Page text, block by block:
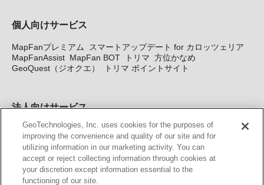
個人向けサービス
MapFanプレミアム
スマートアップデート for カロッツェリア
MapFanAssist MapFan BOT トリマ 方位かなめ
GeoQuest（ジオクエ）
トリマ ポイントサイト
法人向けサービス
法人向け地図・位置情報サービス WEBサイト・システム向け地
図API Windows PC向け地図開発キット MapFan DB 住所確認
サービス
MAP WORLD+ トリマ広告 Geo-Research
GeoTechnologies, Inc. uses cookies for the purposes of
improving the convenience and quality of our site and for
utilizing information in our marketing activity. You can
accept or reject collecting information through cookies at
your discretion except information essential to the
functioning of our site.